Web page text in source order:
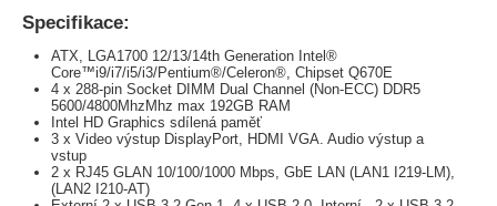
Specifikace:
ATX, LGA1700 12/13/14th Generation Intel®
Core™i9/i7/i5/i3/Pentium®/Celeron®, Chipset Q670E
4 x 288-pin Socket DIMM Dual Channel (Non-ECC) DDR5
5600/4800MhzMhz max 192GB RAM
Intel HD Graphics sdílená paměť
3 x Video výstup DisplayPort, HDMI VGA. Audio výstup a
vstup
2 x RJ45 GLAN 10/100/1000 Mbps, GbE LAN (LAN1 I219-LM),
(LAN2 I210-AT)